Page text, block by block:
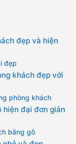
đẹp và hiện
đẹp
khách đẹp với
phòng khách
hiện đại đơn giản
bằng gỗ